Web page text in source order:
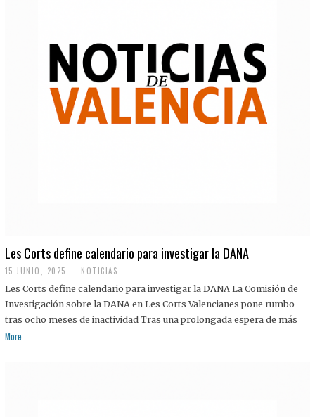
Les Corts define calendario para investigar la DANA
15 JUNIO, 2025 NOTICIAS
Les Corts define calendario para investigar la DANA La Comisión de
Investigación sobre la DANA en Les Corts Valencianes pone rumbo
tras ocho meses de inactividad Tras una prolongada espera de más
More